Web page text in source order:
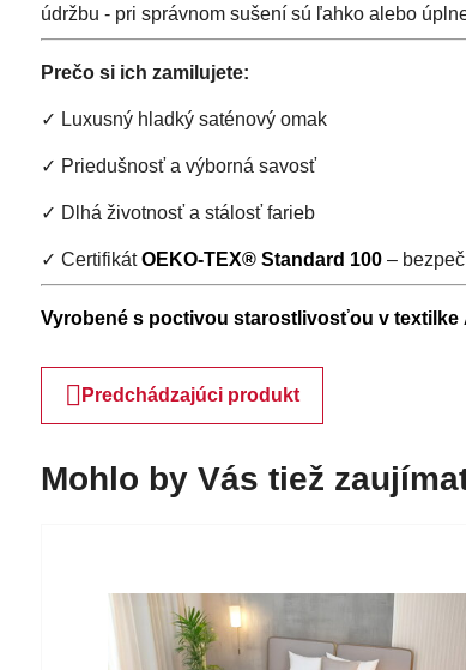
údržbu - pri správnom sušení sú ľahko alebo
Prečo si ich zamilujete:
✓ Luxusný hladký saténový omak
✓ Priedušnosť a výborná savosť
✓ Dlhá životnosť a stálosť farieb
✓ CertifikátOEKO-TEX® Standard 100–
Vyrobené s poctivou starostlivosťou v textilke
Predchádzajúci produkt
Mohlo by Vás tiež